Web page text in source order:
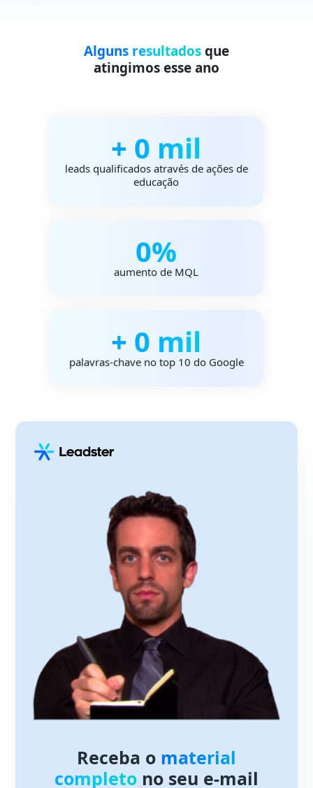
Alguns resultadosque
atingimos esse ano
+ 0 mil
leads qualificados através de ações de
educação
0%
aumento de MQL
+ 0 mil
palavras-chave no top 10 do Google
Receba o material
completo no seu e-mail